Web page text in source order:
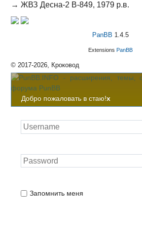
→ЖВЗ Десна-2 В-849, 1979 р.в.
PanBB 1.4.5
Extensions PanBB
© 2017-2026, Кроковод
Добро пожаловать в стаю!x
Запомнить меня